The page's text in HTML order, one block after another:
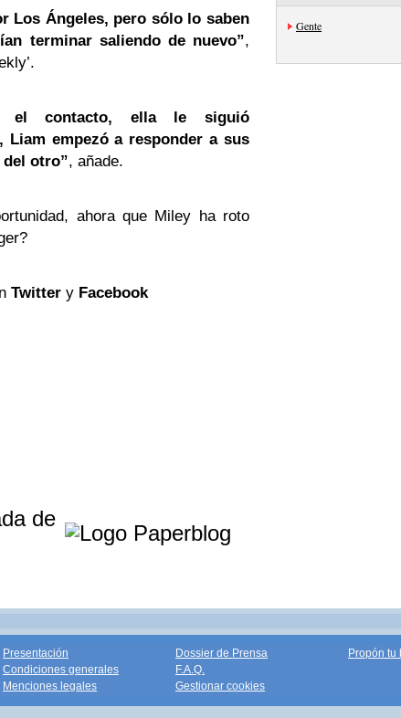
Los Ángeles, pero sólo lo saben
terminar saliendo de nuevo”,
el contacto, ella le siguió
Liam empezó a responder a sus
del otro”, añade.
ahora que Miley ha roto
Twitter y Facebook
de
Gente
Presentación
Condiciones generales
Menciones legales
Dossier de Prensa
F.A.Q.
Gestionar cookies
Propón tu